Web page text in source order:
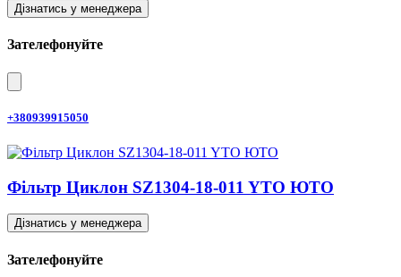
Дізнатись у менеджера
Зателефонуйте
+380939915050
Фільтр Циклон SZ1304-18-011 YTO ЮТО
Дізнатись у менеджера
Зателефонуйте